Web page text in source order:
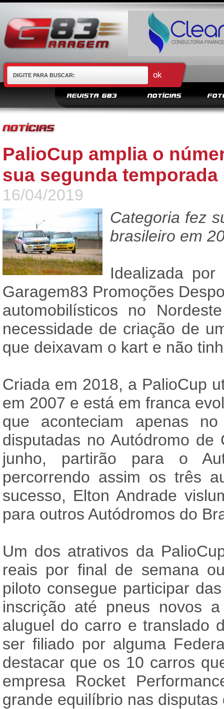
REVISTA G83 NOTÍCIAS
PalioCup amplia o
sua segunda temporada
16/04/2019
Categoria fez
brasileiro em
Idealizada
Garagem83 Promoções
automobilísticos no
necessidade de criação de
que deixavam o kart e não
Criada em 2018, a PalioCup
em 2007 e está em franca
que aconteciam apenas
disputadas no Autódromo
junho, partirão para o
percorrendo assim os três
sucesso, Elton Andrade
para outros Autódromos do
Um dos atrativos da
reais por final de semana
piloto consegue participar
inscrição até pneus novos
aluguel do carro e translado
ser filiado por alguma
destacar que os 10 carros
empresa Rocket
grande equilíbrio nas disputas